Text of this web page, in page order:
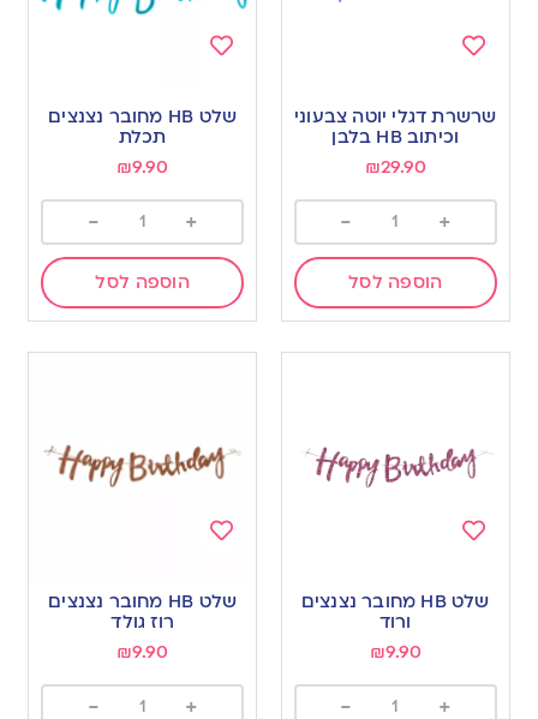
to
wishlist
שרשרת דגלי יוטה צבעוני
וכיתוב HB בלבן
₪29.90
+
-
הוספה לסל
to
שלט HB מחובר נצנצים
תכלת
₪9.90
+
-
הוספה לסל
to
wishlist
שלט HB מחובר נצנצים
ורוד
₪9.90
+
-
to
wishlist
שלט HB מחובר נצנצים
רוז גולד
₪9.90
+
-